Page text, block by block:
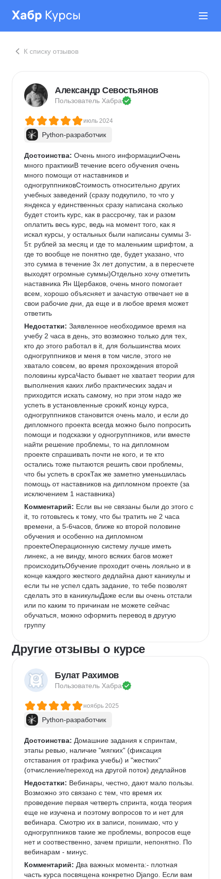
К списку отзывов
Александр Севостьянов
Пользователь Хабра
июль 2024
Python-разработчик
Достоинства: Очень много информацииОчень
много практикиВ течение всего обучения очень
много помощи от наставников и
одногруппниковСтоимость относительно других
учебных заведений (сразу подкупило, то что у
яндекса у единственных сразу написана сколько
будет стоить курс, как в рассрочку, так и разом
оплатить весь курс, ведь на момент того, как я
искал курсы, у остальных были написаны суммы 3-
5т. рублей за месяц и где то маленьким шрифтом, а
где то вообще не понятно где, будет указано, что
это сумма в течение 3х лет допустим, а в пересчете
выходят огромные суммы)Отдельно хочу отметить
наставника Ян Щербаков, очень много помогает
всем, хорошо объясняет и зачастую отвечает не в
свои рабочие дни, да еще и в любое время может
ответить
Недостатки: Заявленное необходимое время на
учебу 2 часа в день, это возможно только для тех,
кто до этого работал в it, для большинства моих
одногруппников и меня в том числе, этого не
хватало совсем, во время прохождения второй
половины курсаЧасто бывает не хватает теории для
выполнения каких либо практических задач и
приходится искать самому, но при этом надо же
успеть в установленные срокиК концу курса,
одногруппников становится очень мало, и если до
дипломного проекта всегда можно было попросить
помощи и подсказки у одногруппников, или вместе
найти решение проблемы, то на дипломном
проекте спрашивать почти не кого, и те кто
остались тоже пытаются решить свои проблемы,
что бы успеть в срокТак же заметно уменьшилась
помощь от наставников на дипломном проекте (за
исключением 1 наставника)
Комментарий: Если вы не связаны были до этого с
it, то готовьтесь к тому, что бы тратить не 2 часа
времени, а 5-6часов, ближе ко второй половине
обучения и особенно на дипломном
проектеОперационную систему лучше иметь
линекс, а не винду, много всяких багов может
происходитьОбучение проходит очень лояльно и в
конце каждого жесткого дедлайна дают каникулы и
если ты не успел сдать задание, то тебе позволят
сделать это в каникулыДаже если вы очень отстали
или по каким то причинам не можете сейчас
обучаться, можно оформить перевод в другую
группу
Другие отзывы о курсе
Булат Рахимов
Пользователь Хабра
ноябрь 2025
Python-разработчик
Достоинства: Домашние задания к спринтам,
этапы ревью, наличие "мягких" (фиксация
отставания от графика учебы) и "жестких"
(отчисление/переход на другой поток) дедлайнов
Недостатки: Вебинары, честно, дают мало пользы.
Возможно это связано с тем, что время их
проведение первая четверть спринта, когда теория
еще не изучена и поэтому вопросов то и нет для
вебинара. Смотрю их в записи, понимаю, что у
одногруппников такие же проблемы, вопросов еще
нет и соотвественно, зачем пришли, непонятно. По
вебинарам - минус.
Комментарий: Два важных момента:- плотная
часть курса посвящена конкретно Django. Если вам